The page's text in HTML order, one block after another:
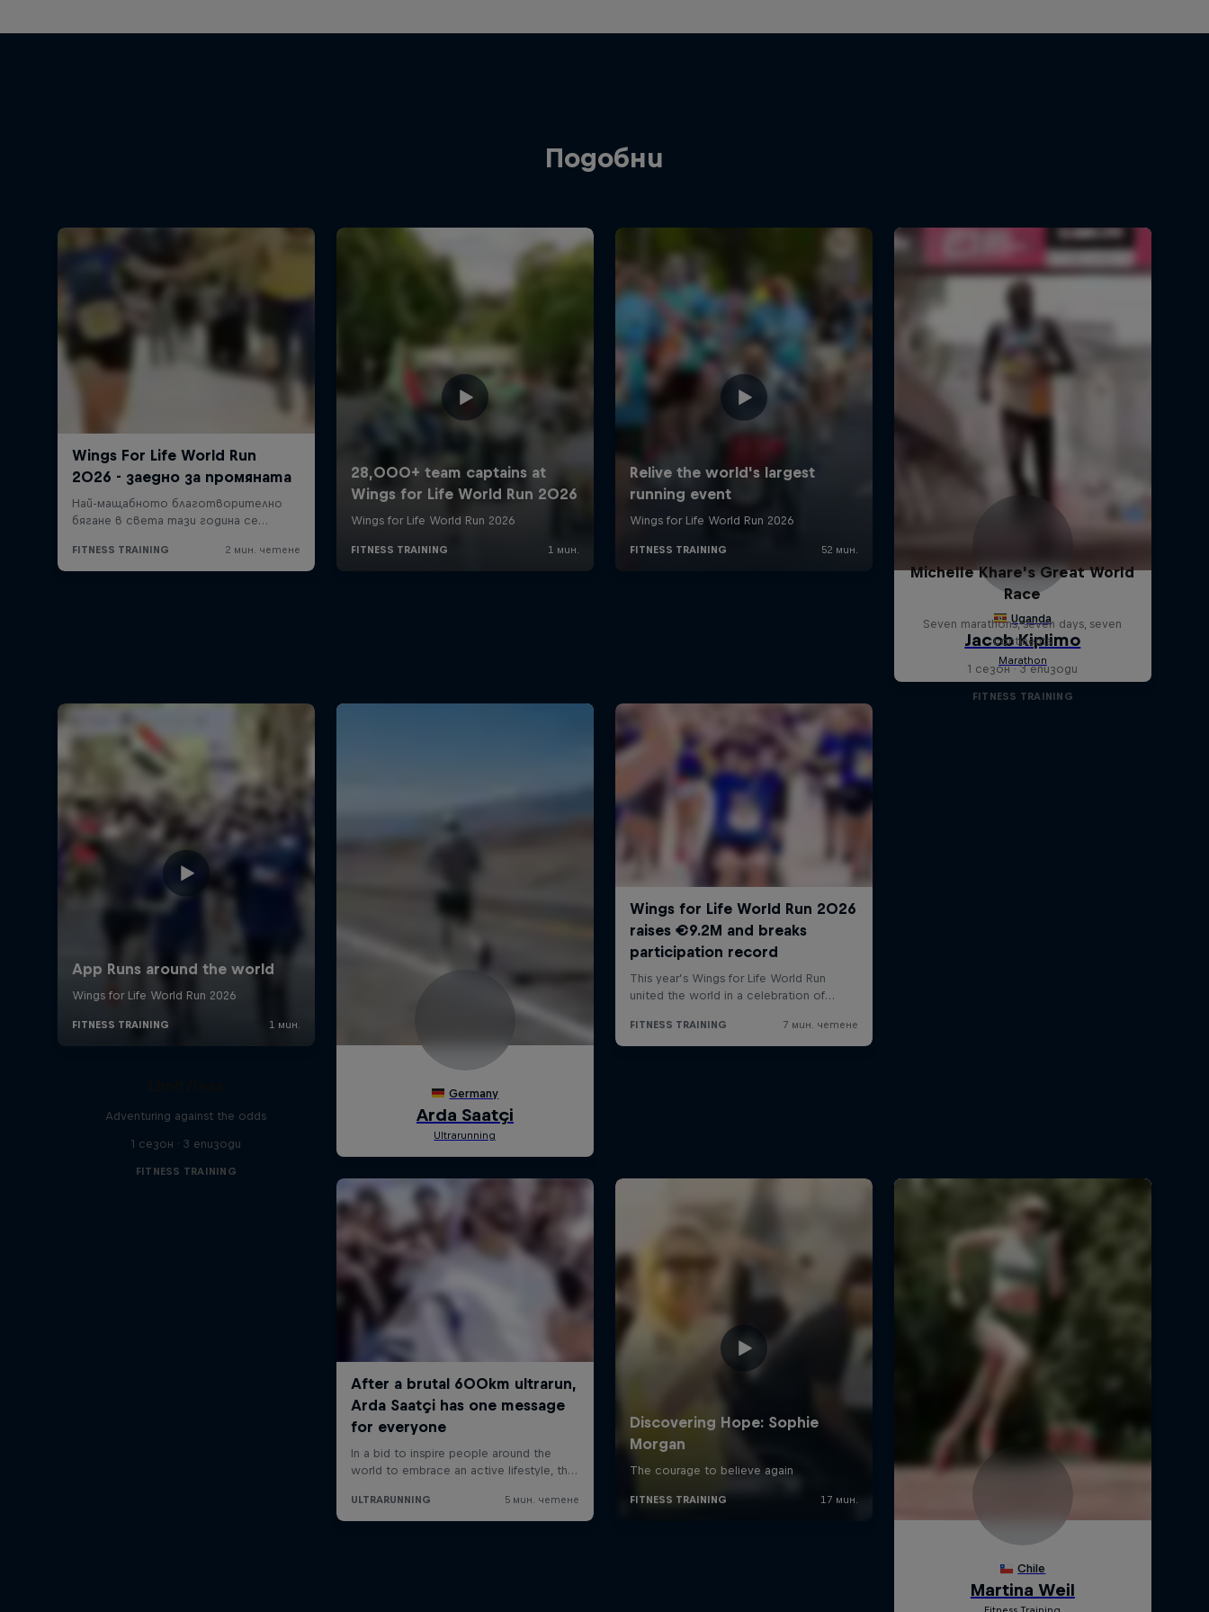
Подобни
Michelle Khare's Great World
Race
Seven marathons, seven days, seven
continents
1 сезон · 3 епизоди
FITNESS TRAINING
Adventuring against the odds
1 сезон · 3 епизоди
FITNESS TRAINING